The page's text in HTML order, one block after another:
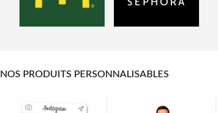
NOS PRODUITS PERSONNALISABLES